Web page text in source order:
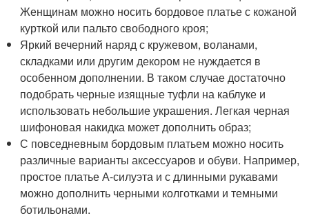
Женщинам можно носить бордовое платье с кожаной
курткой или пальто свободного кроя;
Яркий вечерний наряд с кружевом, воланами,
складками или другим декором не нуждается в
особенном дополнении. В таком случае достаточно
подобрать черные изящные туфли на каблуке и
использовать небольшие украшения. Легкая черная
шифоновая накидка может дополнить образ;
С повседневным бордовым платьем можно носить
различные варианты аксессуаров и обуви. Например,
простое платье А-силуэта и с длинными рукавами
можно дополнить черными колготками и темными
ботильонами.